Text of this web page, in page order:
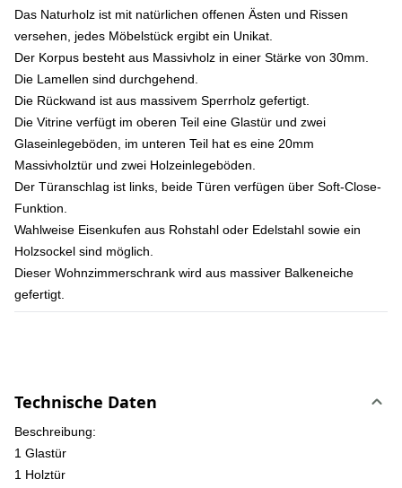
Das Naturholz ist mit natürlichen offenen Ästen und Rissen
versehen, jedes Möbelstück ergibt ein Unikat.
Der Korpus besteht aus Massivholz in einer Stärke von 30mm.
Die Lamellen sind durchgehend.
Die Rückwand ist aus massivem Sperrholz gefertigt.
Die Vitrine verfügt im oberen Teil eine Glastür und zwei
Glaseinlegeböden, im unteren Teil hat es eine 20mm
Massivholztür und zwei Holzeinlegeböden.
Der Türanschlag ist links, beide Türen verfügen über Soft-Close-
Funktion.
Wahlweise Eisenkufen aus Rohstahl oder Edelstahl sowie ein
Holzsockel sind möglich.
Dieser Wohnzimmerschrank wird aus massiver Balkeneiche
gefertigt.
Technische Daten
Beschreibung:
1 Glastür
1 Holztür